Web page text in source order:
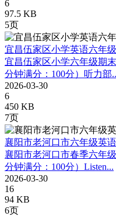
6
97.5 KB
5页
宜昌伍家区小学英语六年
宜昌伍家区小学六年级期
分钟满分：100分）听力部
2026-03-30
6
450 KB
7页
襄阳市老河口市六年级英
襄阳市老河口市春季六年
分钟满分：100分）Listen...
2026-03-30
16
94 KB
6页